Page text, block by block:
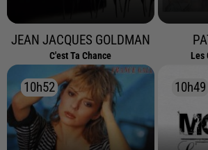
JEAN JACQUES GOLDMAN
C'est Ta Chance Les
10h52
10h52 10h49
10h49